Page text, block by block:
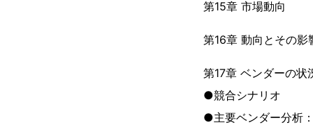
第15章 市場動向
第16章 動向とその影
第17章 ベンダーの状
●競合シナリオ
●主要ベンダー分析